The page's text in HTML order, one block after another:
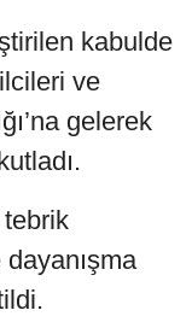
kabulde
ve
gelerek
dayanışma